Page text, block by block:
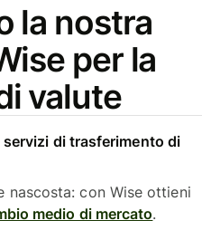
la nostra
per la
valute
di trasferimento di
nascosta: con Wise ottieni
medio di mercato.